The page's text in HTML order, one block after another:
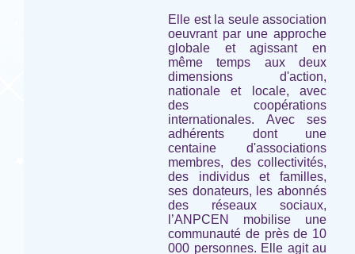
Elle est la seule association
oeuvrant par une approche
globale et agissant en
même temps aux deux
dimensions d'action,
nationale et locale, avec
des coopérations
internationales. Avec ses
adhérents dont une
centaine d'associations
membres, des collectivités,
des individus et familles,
ses donateurs, les abonnés
des réseaux sociaux,
l’ANPCEN mobilise une
communauté de près de 10
000 personnes. Elle agit au